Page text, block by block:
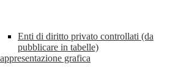
Enti di diritto privato controllati (da
pubblicare in tabelle)
grafica